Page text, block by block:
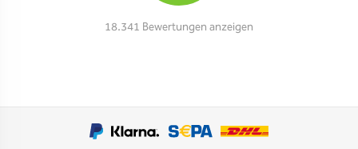
18.341 Bewertungen anzeigen